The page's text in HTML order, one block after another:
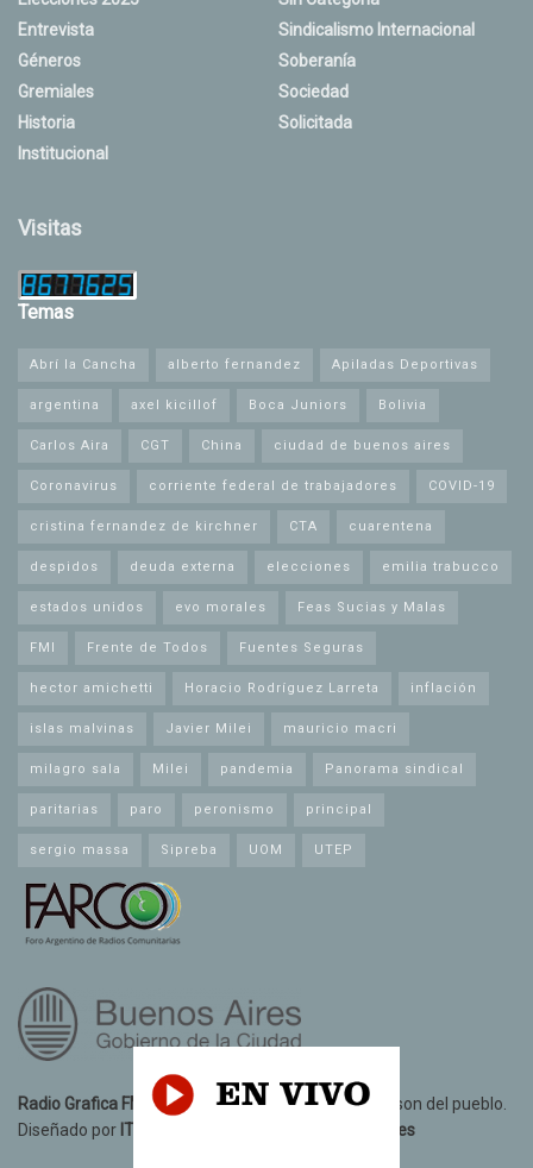
Entrevista
Géneros
Gremiales
Historia
Institucional
Sindicalismo Internacional
Soberanía
Sociedad
Solicitada
Visitas
Temas
Abrí la Cancha alberto fernandez Apiladas Deportivas
argentina axel kicillof Boca Juniors Bolivia
Carlos Aira CGT China ciudad de buenos aires
Coronavirus corriente federal de trabajadores COVID-19
cristina fernandez de kirchner CTA cuarentena
despidos deuda externa elecciones emilia trabucco
estados unidos evo morales Feas Sucias y Malas
FMI Frente de Todos Fuentes Seguras
hector amichetti Horacio Rodríguez Larreta inflación
islas malvinas Javier Milei mauricio macri
milagro sala Milei pandemia Panorama sindical
paritarias paro peronismo principal
sergio massa Sipreba UOM UTEP
Radio Grafica FM 89.3© 2021. Todos los derechos son del pueblo.
Diseñado por IT10 Informatica y Telecomunicaciones